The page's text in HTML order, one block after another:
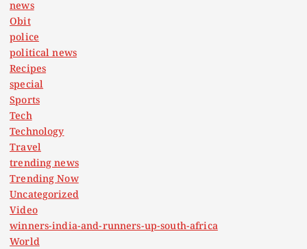
news
Obit
police
political news
Recipes
special
Sports
Tech
Technology
Travel
trending news
Trending Now
Uncategorized
Video
winners-india-and-runners-up-south-africa
World